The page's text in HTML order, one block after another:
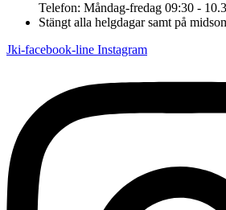
Telefon: Måndag-fredag 09:30 -
Stängt alla helgdagar samt på
Jki-facebook-line Instagram